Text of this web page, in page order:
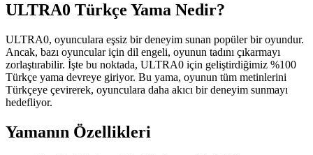
ULTRA0 Türkçe Yama Nedir?
ULTRA0, oyunculara eşsiz bir deneyim sunan popüler bir oyundur.
Ancak, bazı oyuncular için dil engeli, oyunun tadını çıkarmayı
zorlaştırabilir. İşte bu noktada, ULTRA0 için geliştirdiğimiz %100
Türkçe yama devreye giriyor. Bu yama, oyunun tüm metinlerini
Türkçeye çevirerek, oyunculara daha akıcı bir deneyim sunmayı
hedefliyor.
Yamanın Özellikleri